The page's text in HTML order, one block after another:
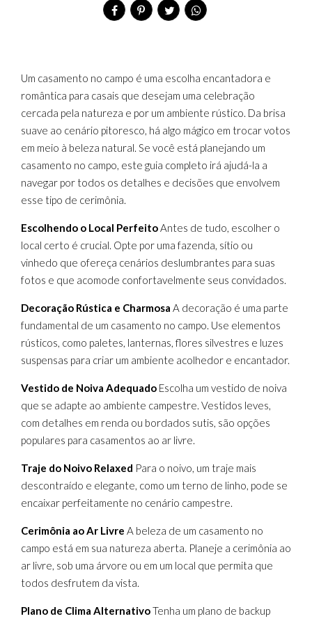
Um casamento no campo é uma escolha encantadora e
romântica para casais que desejam uma celebração
cercada pela natureza e por um ambiente rústico. Da brisa
suave ao cenário pitoresco, há algo mágico em trocar votos
em meio à beleza natural. Se você está planejando um
casamento no campo, este guia completo irá ajudá-la a
navegar por todos os detalhes e decisões que envolvem
esse tipo de cerimônia.
Escolhendo o Local PerfeitoAntes de tudo, escolher o
local certo é crucial. Opte por uma fazenda, sítio ou
vinhedo que ofereça cenários deslumbrantes para suas
fotos e que acomode confortavelmente seus convidados.
Decoração Rústica e Charmosa A decoração é uma parte
fundamental de um casamento no campo. Use elementos
rústicos, como paletes, lanternas, flores silvestres e luzes
suspensas para criar um ambiente acolhedor e encantador.
Vestido de Noiva Adequado Escolha um vestido de noiva
que se adapte ao ambiente campestre. Vestidos leves,
com detalhes em renda ou bordados sutis, são opções
populares para casamentos ao ar livre.
Traje do Noivo Relaxed Para o noivo, um traje mais
descontraído e elegante, como um terno de linho, pode se
encaixar perfeitamente no cenário campestre.
Cerimônia ao Ar Livre A beleza de um casamento no
campo está em sua natureza aberta. Planeje a cerimônia ao
ar livre, sob uma árvore ou em um local que permita que
todos desfrutem da vista.
Plano de Clima AlternativoTenha um plano de backup